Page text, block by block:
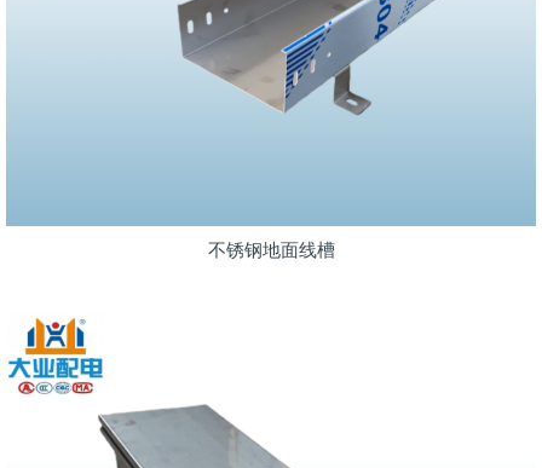
不锈钢地面线槽